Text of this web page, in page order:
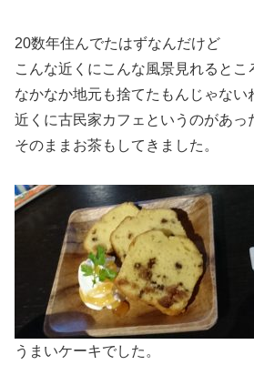
20数年住んでたはずなんだけど
こんな近くにこんな風景見れるとこ
なかなか地元も捨てたもんじゃない
近くに古民家カフェというのがあっ
そのままお茶もしてきました。
うまいケーキでした。